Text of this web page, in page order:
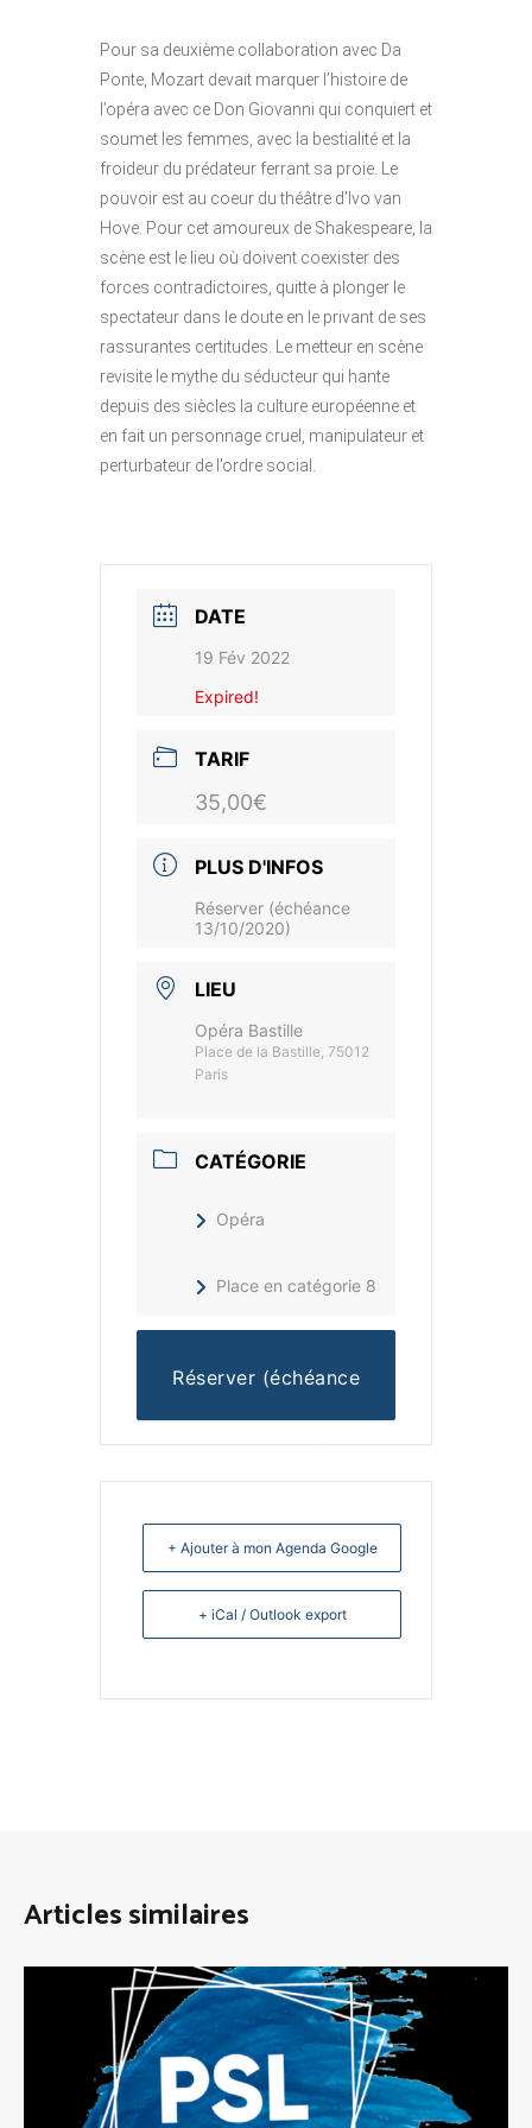
Pour sa deuxième collaboration avec Da
Ponte, Mozart devait marquer l’histoire de
l’opéra avec ce Don Giovanni qui conquiert et
soumet les femmes, avec la bestialité et la
froideur du prédateur ferrant sa proie. Le
pouvoir est au coeur du théâtre d’Ivo van
Hove. Pour cet amoureux de Shakespeare, la
scène est le lieu où doivent coexister des
forces contradictoires, quitte à plonger le
spectateur dans le doute en le privant de ses
rassurantes certitudes. Le metteur en scène
revisite le mythe du séducteur qui hante
depuis des siècles la culture européenne et
en fait un personnage cruel, manipulateur et
perturbateur de l’ordre social.
DATE
19 Fév 2022
Expired!
TARIF
35,00€
PLUS D'INFOS
Réserver (échéance
13/10/2020)
LIEU
Opéra Bastille
Place de la Bastille, 75012
Paris
CATÉGORIE
Opéra
Place en catégorie 8
Réserver (échéance
+ Ajouter à mon Agenda Google
+ iCal / Outlook export
Articles similaires